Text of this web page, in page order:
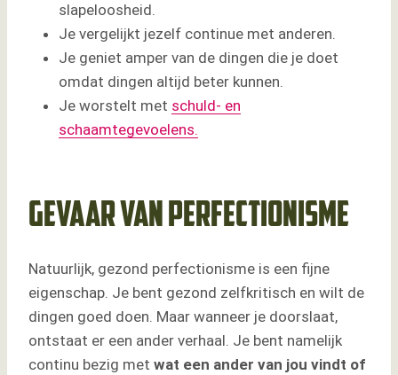
slapeloosheid.
Je vergelijkt jezelf continue met anderen.
Je geniet amper van de dingen die je doet
omdat dingen altijd beter kunnen.
Je worstelt met schuld- en
schaamtegevoelens.
Gevaar van perfectionisme
Natuurlijk, gezond perfectionisme is een fijne
eigenschap. Je bent gezond zelfkritisch en wilt de
dingen goed doen. Maar wanneer je doorslaat,
ontstaat er een ander verhaal. Je bent namelijk
continu bezig met wat een ander van jou vindt of